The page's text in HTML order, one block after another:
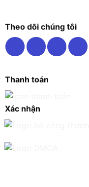
Theo dõi chúng tôi
Thanh toán
Xác nhận